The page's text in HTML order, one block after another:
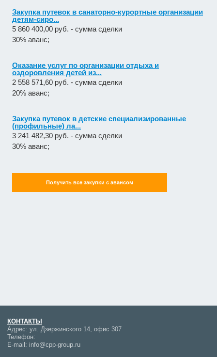
Закупка путевок в санаторно-курортные организации
детям-сиро...
5 860 400,00 руб. - сумма сделки
30% аванс;
Оказание услуг по организации отдыха и
оздоровления детей из...
2 558 571,60 руб. - сумма сделки
20% аванс;
Закупка путевок в детские специализированные
(профильные) ла...
3 241 482,30 руб. - сумма сделки
30% аванс;
Получить все закупки с авансом
КОНТАКТЫ
Адрес: ул. Дзержинского 14, офис 307
Телефон:
E-mail: info@cpp-group.ru